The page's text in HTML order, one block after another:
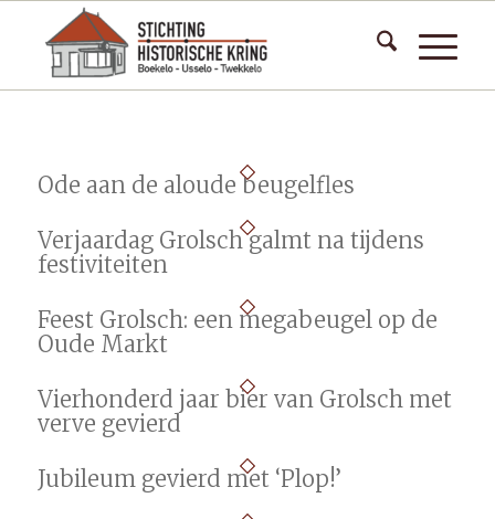
Ode aan de aloude beugelfles
Verjaardag Grolsch galmt na tijdens
festiviteiten
Feest Grolsch: een megabeugel op de
Oude Markt
Vierhonderd jaar bier van Grolsch met
verve gevierd
Jubileum gevierd met ‘Plop!’